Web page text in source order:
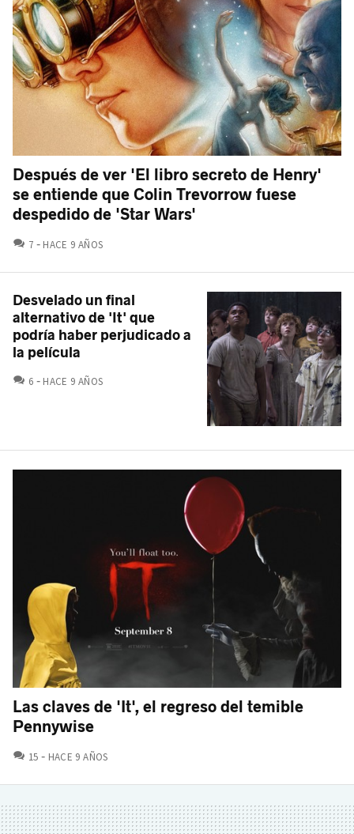
Después de ver 'El libro secreto de Henry'
se entiende que Colin Trevorrow fuese
despedido de 'Star Wars'
7 COMENTARIOS
HACE 9 AÑOS
Desvelado un final
alternativo de 'It' que
podría haber perjudicado a
la película
6 COMENTARIOS
HACE 9 AÑOS
Las claves de 'It', el regreso del temible
Pennywise
15 COMENTARIOS
HACE 9 AÑOS